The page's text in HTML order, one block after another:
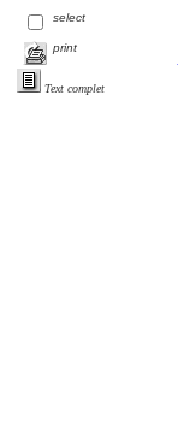
select
print
Text complet